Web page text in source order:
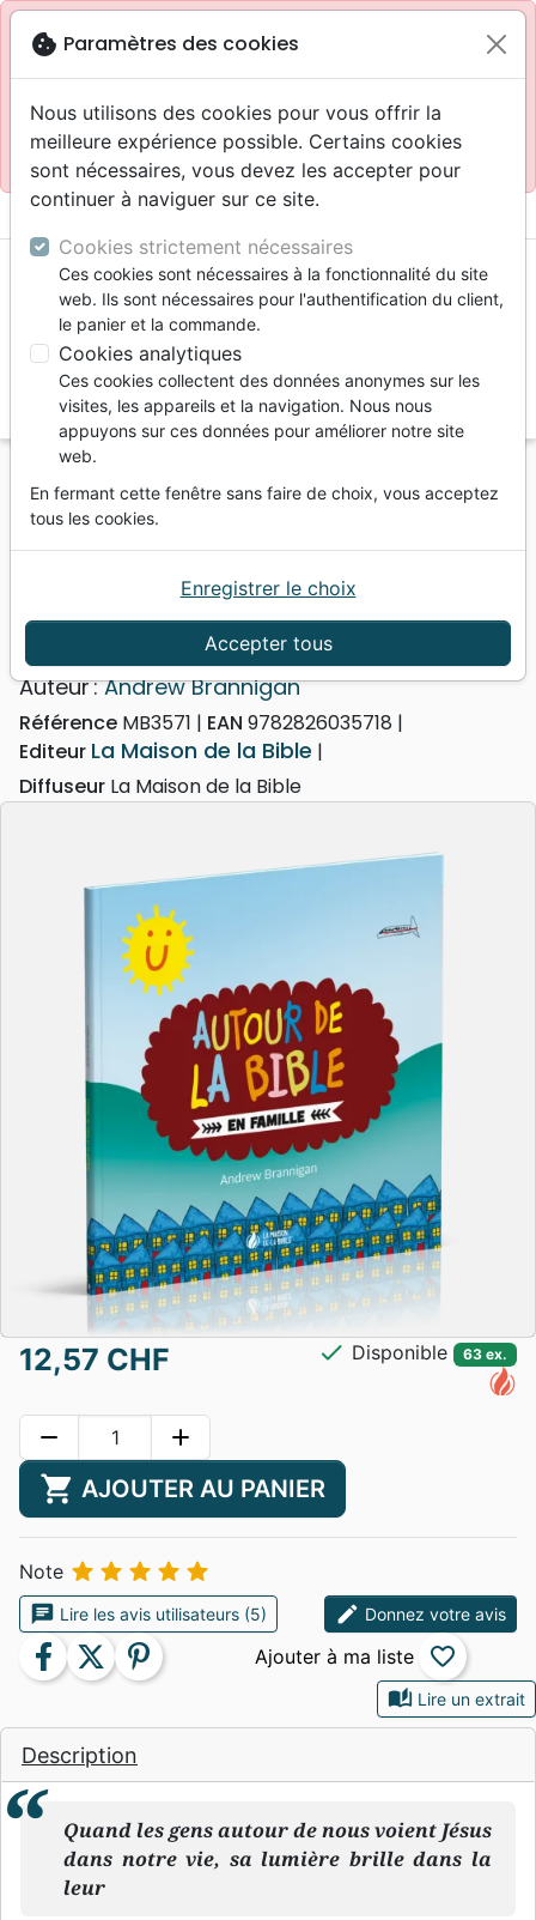
blockSite réservé aux professionnels
Accès pour les professionnels : Se connecter
Site pour le grand public : La Maison de la Bible
menu
Vous ne pouvez pas créer de nouvelle commande
depuis votre pays (United States).
Jeunesse Autour de la Bible en famille
Autour de la Bible en famille
Auteur :Andrew Brannigan
Référence MB3571 EAN 9782826035718
Editeur La Maison de la Bible
Diffuseur La Maison de la Bible
auto_stories Lire un extrait
Description
Quand les gens autour de nous voient Jésus
dans notre vie, sa lumière brille dans la
leur
12,57 CHF check Disponible 63 ex.
remove add
shopping_cart AJOUTER AU PANIER
Note     
chat Lire les avis utilisateurs (5) edit Donnez votre avis
facebook twitter pinterest favorite_border
cookie Paramètres des cookies
Nous utilisons des cookies pour vous offrir la
meilleure expérience possible. Certains cookies
sont nécessaires, vous devez les accepter pour
continuer à naviguer sur ce site.
Cookies strictement nécessaires
Ces cookies sont nécessaires à la fonctionnalité du site
web. Ils sont nécessaires pour l'authentification du client,
le panier et la commande.
Cookies analytiques
Ces cookies collectent des données anonymes sur les
visites, les appareils et la navigation. Nous nous
appuyons sur ces données pour améliorer notre site
web.
En fermant cette fenêtre sans faire de choix, vous acceptez
tous les cookies.
Accepter tous
Enregistrer le choix